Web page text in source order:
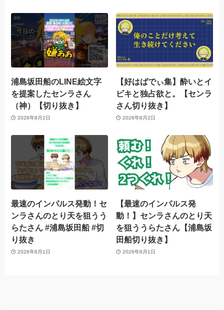
浦島坂田船のLINE絵文字
を提案したセンラさん
（神）【切り抜き】
2026年8月2日
【好はばでぃ集】酔いとイ
ビキと独占欲と。【センラ
さん切り抜き】
2026年8月2日
最速のインパルス発動！セ
ンラさんのとり天を狙うう
らたさん #浦島坂田船 #切
り抜き
2026年8月1日
【最速のインパルス発
動！】センラさんのとり天
を狙ううらたさん【浦島坂
田船切り抜き】
2026年8月1日